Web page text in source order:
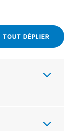
TOUT DÉPLIER